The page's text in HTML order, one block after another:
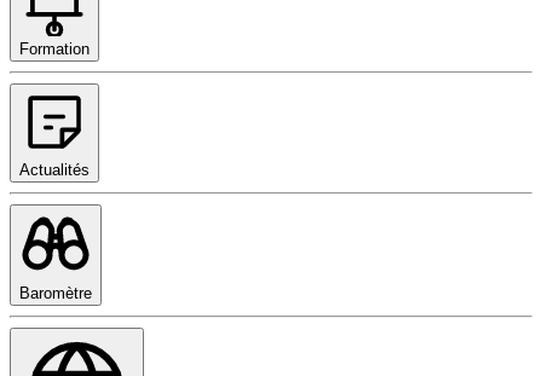
Formation
Actualités
Baromètre